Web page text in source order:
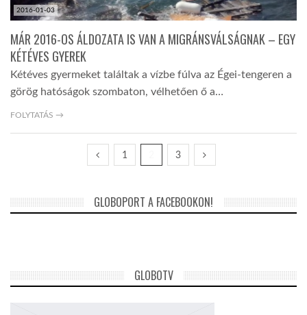
2016-01-03
MÁR 2016-OS ÁLDOZATA IS VAN A MIGRÁNSVÁLSÁGNAK – EGY
KÉTÉVES GYEREK
Kétéves gyermeket találtak a vízbe fúlva az Égei-tengeren a
görög hatóságok szombaton, vélhetően ő a…
FOLYTATÁS →
1 3
GLOBOPORT A FACEBOOKON!
GLOBOTV